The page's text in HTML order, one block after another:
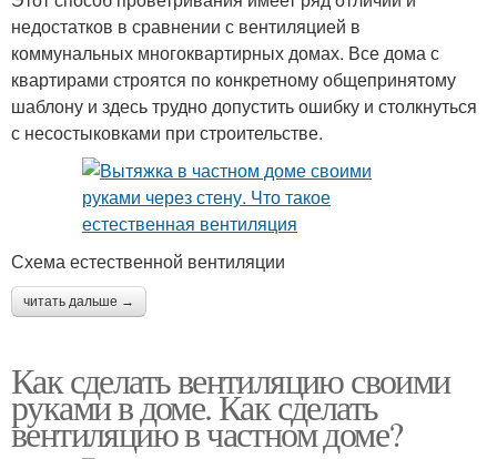
недостатков в сравнении с вентиляцией в
коммунальных многоквартирных домах. Все дома с
квартирами строятся по конкретному общепринятому
шаблону и здесь трудно допустить ошибку и столкнуться
с несостыковками при строительстве.
Схема естественной вентиляции
читать дальше →
Как сделать вентиляцию своими
руками в доме. Как сделать
вентиляцию в частном доме?